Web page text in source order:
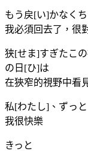
もう戻[い]かなく
我必須回去了，很
狭[せま]すぎたこ
の日[ひ]は
在狹窄的視野中看
私[わたし]、ずっ
我很快樂
きっと